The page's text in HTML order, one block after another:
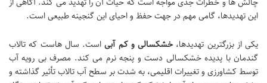
این تهدیدها، گامی مهم در جهت حفظ و احیای این گنجینه طبیعی است.
یکی از بزرگترین تهدیدها، خشکسالی و کم آبیاست. سال هاست که تالاب
گندمان با پدیده خشکسالی دست و پنجه نرم می کند. مصرف بی رویه آب
توسط کشاورزی و تغییرات اقلیمی، به شدت بر سطح آب تالاب تأثیر گذاشته و